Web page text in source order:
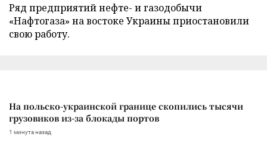
Ряд предприятий нефте- и газодобычи
«Нафтогаза» на востоке Украины приостановили
свою работу.
На польско-украинской границе скопились тысячи
грузовиков из-за блокады портов
1 минута назад